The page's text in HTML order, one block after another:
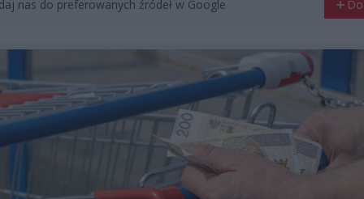
nas do preferowanych źródeł w Google